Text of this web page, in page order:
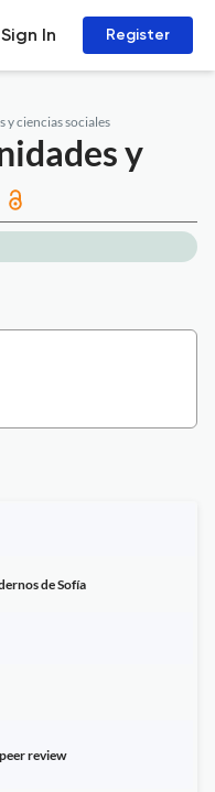
Sign In Register
y ciencias sociales
y
de Sofía
review